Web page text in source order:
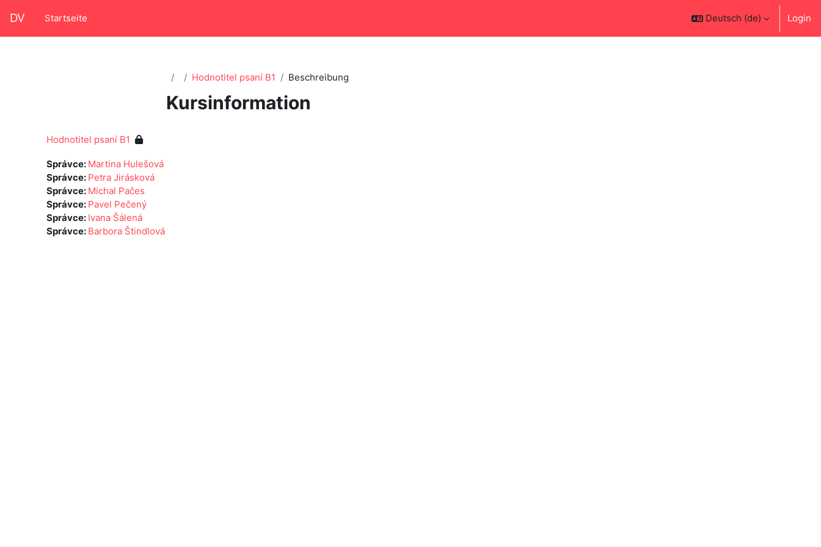
DV Startseite Deutsch ‎(de)‎ Login
Hodnotitel psaní B1 Beschreibung
Kursinformation
Hodnotitel psaní B1
Správce: Martina Hulešová
Správce: Petra Jirásková
Správce: Michal Pačes
Správce: Pavel Pečený
Správce: Ivana Šálená
Správce: Barbora Štindlová